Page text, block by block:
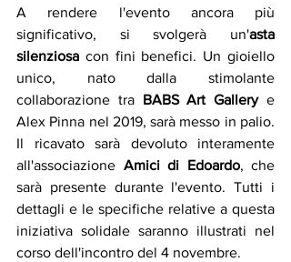
A rendere l'evento ancora più
significativo, si svolgerà un'asta
silenziosa con fini benefici. Un gioiello
unico, nato dalla stimolante
collaborazione tra BABS Art Gallery e
Alex Pinna nel 2019, sarà messo in palio.
Il ricavato sarà devoluto interamente
all'associazione Amici di Edoardo, che
sarà presente durante l'evento. Tutti i
dettagli e le specifiche relative a questa
iniziativa solidale saranno illustrati nel
corso dell'incontro del 4 novembre.